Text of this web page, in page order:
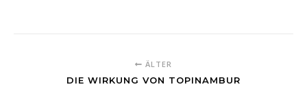
ÄLTER
DIE WIRKUNG VON TOPINAMBUR